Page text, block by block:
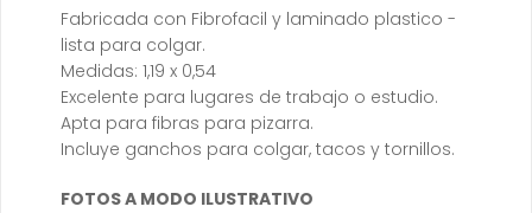
Fabricada con Fibrofacil y laminado plastico -
lista para colgar.
Medidas: 1,19 x 0,54
Excelente para lugares de trabajo o estudio.
Apta para fibras para pizarra.
Incluye ganchos para colgar, tacos y tornillos.
FOTOS A MODO ILUSTRATIVO